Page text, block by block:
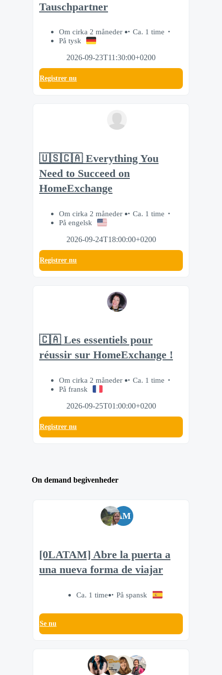
Tauschpartner
Om cirka 2 måneder
Ca. 1 time
På tysk
2026-09-23T11:30:00+0200
Registrer nu
🇺🇸🇨🇦 Everything You
Need to Succeed on
HomeExchange
Om cirka 2 måneder
Ca. 1 time
På engelsk
2026-09-24T18:00:00+0200
Registrer nu
🇨🇦 Les essentiels pour
réussir sur HomeExchange !
Om cirka 2 måneder
Ca. 1 time
På fransk
2026-09-25T01:00:00+0200
Registrer nu
On demand begivenheder
AM
[0LATAM] Abre la puerta a
una nueva forma de viajar
Ca. 1 time På spansk
Se nu